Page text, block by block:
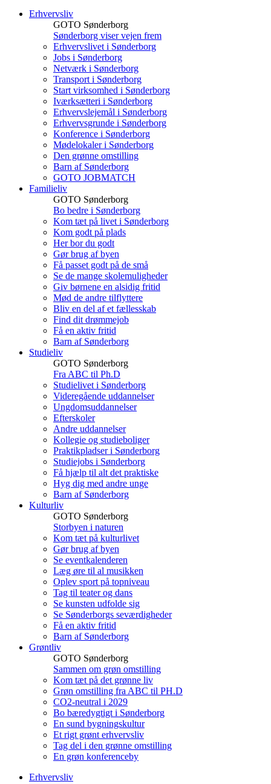
Erhvervsliv
GOTO Sønderborg
Sønderborg viser vejen frem
Erhvervslivet i Sønderborg
Jobs i Sønderborg
Netværk i Sønderborg
Transport i Sønderborg
Start virksomhed i Sønderborg
Iværksætteri i Sønderborg
Erhvervslejemål i Sønderborg
Erhvervsgrunde i Sønderborg
Konference i Sønderborg
Mødelokaler i Sønderborg
Den grønne omstilling
Barn af Sønderborg
GOTO JOBMATCH
Familieliv
GOTO Sønderborg
Bo bedre i Sønderborg
Kom tæt på livet i Sønderborg
Kom godt på plads
Her bor du godt
Gør brug af byen
Få passet godt på de små
Se de mange skolemuligheder
Giv børnene en alsidig fritid
Mød de andre tilflyttere
Bliv en del af et fællesskab
Find dit drømmejob
Få en aktiv fritid
Barn af Sønderborg
Studieliv
GOTO Sønderborg
Fra ABC til Ph.D
Studielivet i Sønderborg
Videregående uddannelser
Ungdomsuddannelser
Efterskoler
Andre uddannelser
Kollegie og studieboliger
Praktikpladser i Sønderborg
Studiejobs i Sønderborg
Få hjælp til alt det praktiske
Hyg dig med andre unge
Barn af Sønderborg
Kulturliv
GOTO Sønderborg
Storbyen i naturen
Kom tæt på kulturlivet
Gør brug af byen
Se eventkalenderen
Læg øre til al musikken
Oplev sport på topniveau
Tag til teater og dans
Se kunsten udfolde sig
Se Sønderborgs seværdigheder
Få en aktiv fritid
Barn af Sønderborg
Grøntliv
GOTO Sønderborg
Sammen om grøn omstilling
Kom tæt på det grønne liv
Grøn omstilling fra ABC til PH.D
CO2-neutral i 2029
Bo bæredygtigt i Sønderborg
En sund bygningskultur
Et rigt grønt erhvervsliv
Tag del i den grønne omstilling
En grøn konferenceby
Erhvervsliv